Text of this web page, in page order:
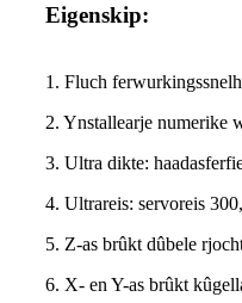
Eigenskip:
1. Fluch
2. Ynstallearje numerike
3. Ultra dikte:
4. Ultrareis: servoreis
5. Z-as brûkt dûbele
6. X- en Y-as brûkt